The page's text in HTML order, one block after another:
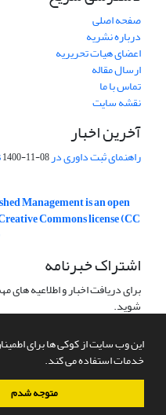
این وب سایت از کوکی ها برای
خدمات استفاده می کند.
متوجه شدم
صفحه اصلی
درباره نشریه
اعضای هیات تحریریه
ارسال مقاله
تماس با ما
نقشه سایت
آخرین اخبار
راهنمای ثبت داوری در Publons1400-11-08
Management is an open
Commons license (CC
اشتراک خبرنامه
برای دریافت اخبار و اطلاعیه
شوید.
سامانه مدیریت نشریات علمی.